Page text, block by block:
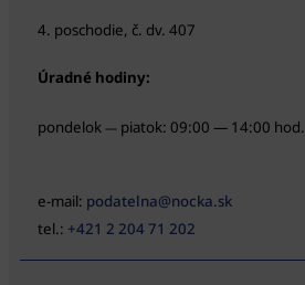
4. poschodie, č. dv. 407
Úradné hodiny:
pondelok — piatok: 09:00 — 14:00 hod.
e-mail: podatelna@nocka.sk
tel.: +421 2 204 71 202